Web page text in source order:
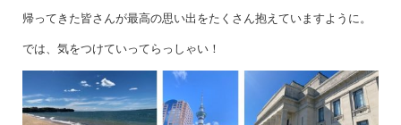
帰ってきた皆さんが最高の思い出をたくさん抱えていますように。
では、気をつけていってらっしゃい！